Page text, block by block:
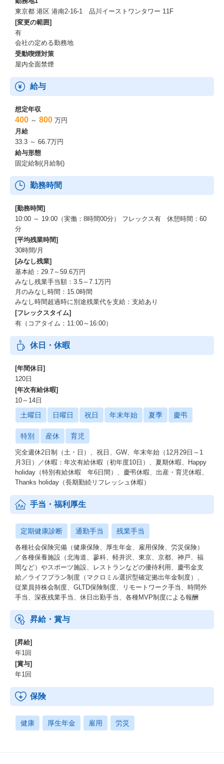
東京都 港区 港南2-16-1 品川イーストワンタワー 11F
[変更の範囲]
有
会社の定める勤務地
受動喫煙対策
屋内全面禁煙
給与
想定年収
400 ～ 800 万円
月給
33.3 ～ 66.7万円
給与形態
固定給制(月給制)
勤務時間
[勤務時間]
10:00 ～ 19:00（実働：8時間00分） フレックス有 休憩時間：60
分
[平均残業時間]
30時間/月
[みなし残業]
基本給：29.7～59.6万円
みなし残業手当額：3.5～7.1万円
月のみなし時間：15.0時間
みなし時間超過時に別途残業代を支給：支給あり
[フレックスタイム]
有（コアタイム：11:00～16:00）
休日・休暇
[年間休日]
120日
[年次有給休暇]
10～14日
土曜日 日曜日 祝日 年末年始 夏季 慶弔
特別 産休 育児
完全週休2日制（土・日）、祝日、GW、年末年始（12月29日～1
月3日）／休暇：年次有給休暇（初年度10日）、夏期休暇、Happy
holiday（特別有給休暇 年6日間）、慶弔休暇、出産・育児休暇、
Thanks holiday（長期勤続リフレッシュ休暇）
手当・福利厚生
定期健康診断 通勤手当 残業手当
各種社会保険完備（健康保険、厚生年金、雇用保険、労災保険）
／各種保養施設（北海道、蓼科、軽井沢、東京、京都、神戸、福
岡など）やスポーツ施設、レストランなどの優待利用、慶弔金支
給／ライフプラン制度（マクロミル選択型確定拠出年金制度）、
従業員持株会制度、GLTD保険制度、リモートワーク手当、時間外
手当、深夜残業手当、休日出勤手当、各種MVP制度による報酬
昇給・賞与
[昇給]
年1回
[賞与]
年1回
保険
健康 厚生年金 雇用 労災